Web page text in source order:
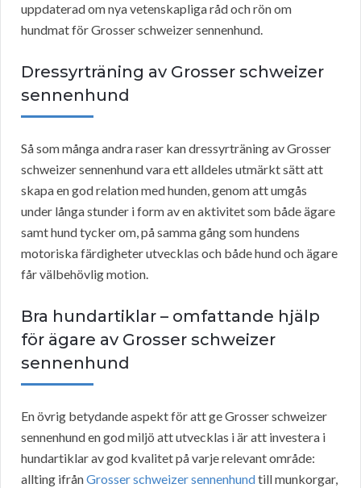
uppdaterad om nya vetenskapliga råd och rön om
hundmat för Grosser schweizer sennenhund.
Dressyrträning av Grosser schweizer
sennenhund
Så som många andra raser kan dressyrträning av Grosser
schweizer sennenhund vara ett alldeles utmärkt sätt att
skapa en god relation med hunden, genom att umgås
under långa stunder i form av en aktivitet som både ägare
samt hund tycker om, på samma gång som hundens
motoriska färdigheter utvecklas och både hund och ägare
får välbehövlig motion.
Bra hundartiklar – omfattande hjälp
för ägare av Grosser schweizer
sennenhund
En övrig betydande aspekt för att ge Grosser schweizer
sennenhund en god miljö att utvecklas i är att investera i
hundartiklar av god kvalitet på varje relevant område:
allting ifrånGrosser schweizer sennenhundtill munkorgar,